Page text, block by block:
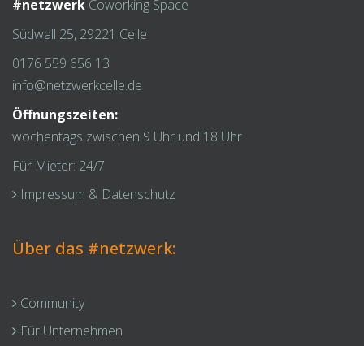
#netzwerk Coworking Space
Südwall 25, 29221 Celle
0176 559 656 13
info@netzwerkcelle.de
Öffnungszeiten:
wochentags zwischen 9 Uhr und 18 Uhr
Für Mieter: 24/7
Impressum & Datenschutz
Über das #netzwerk:
Community
Für Unternehmen